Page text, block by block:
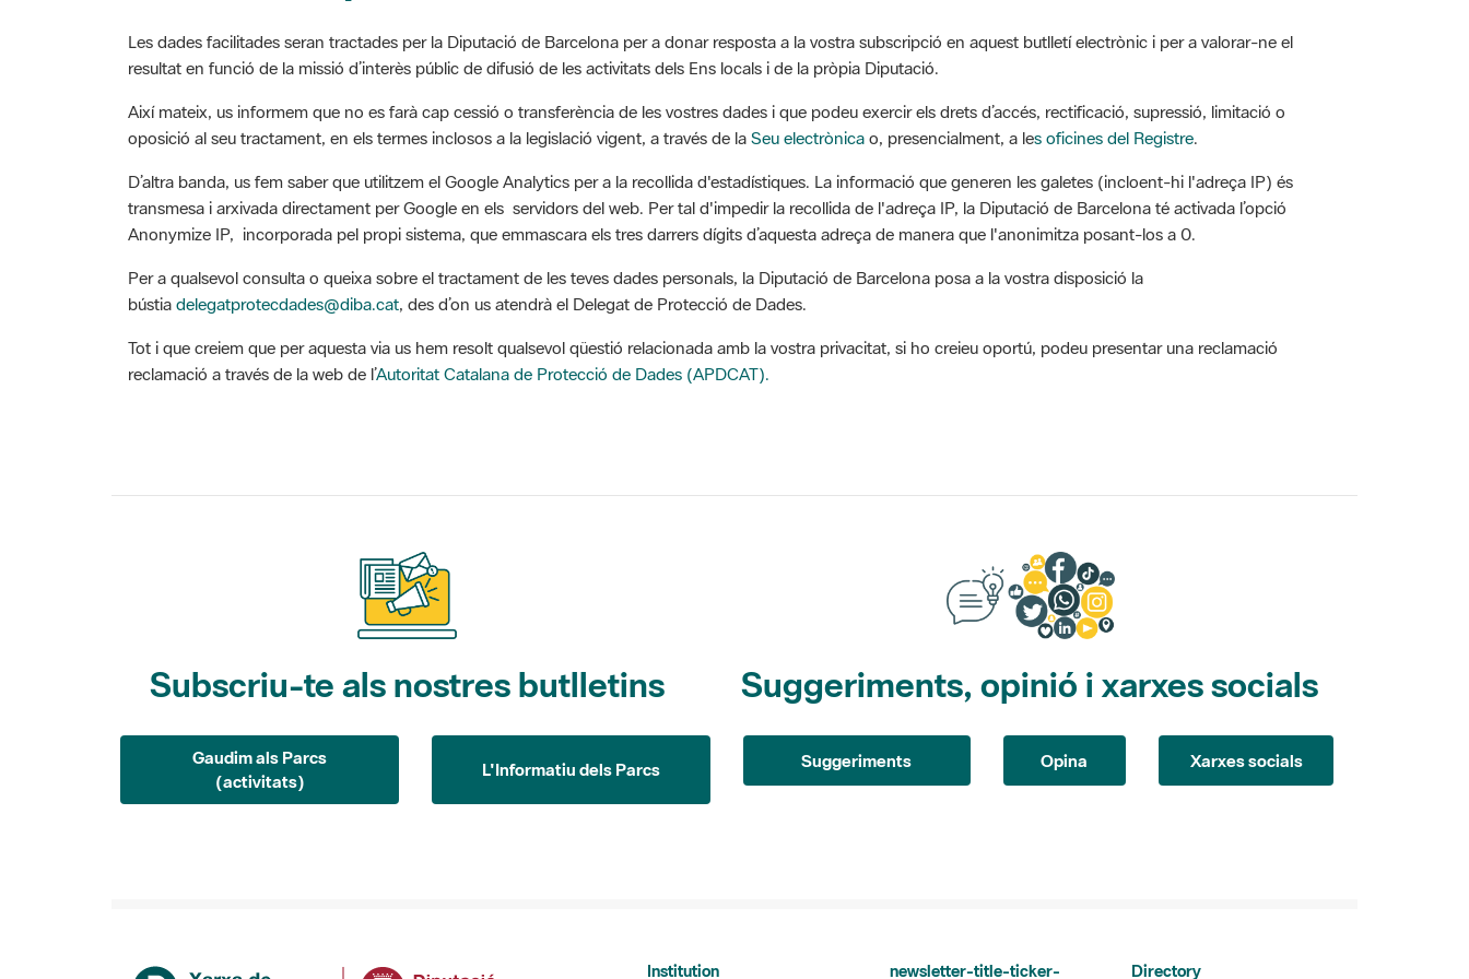
resultat en funció de la missió d’interès públic de difusió de les activitats dels Ens locals i de la pròpia Diputació.
Així mateix, us informem que no es farà cap cessió o transferència de les vostres dades i que podeu exercir els drets d’accés, rectificació, supressió, limitació o
oposició al seu tractament, en els termes inclosos a la legislació vigent, a través de laSeu electrònicao, presencialment, a les oficines del Registre.
D’altra banda, us fem saber que utilitzem el Google Analytics per a la recollida d'estadístiques. La informació que generen les galetes (incloent-hi l'adreça IP) és
transmesa i arxivada directament per Google en els servidors del web. Per tal d'impedir la recollida de l'adreça IP, la Diputació de Barcelona té activada l’opció
Anonymize IP, incorporada pel propi sistema, que emmascara els tres darrers dígits d’aquesta adreça de manera que l'anonimitza posant-los a 0.
Per a qualsevol consulta o queixa sobre el tractament de les teves dades personals, la Diputació de Barcelona posa a la vostra disposició la
bústiadelegatprotecdades@diba.cat, des d’on us atendrà el Delegat de Protecció de Dades.
Tot i que creiem que per aquesta via us hem resolt qualsevol qüestió relacionada amb la vostra privacitat, si ho creieu oportú, podeu presentar una reclamació
reclamació a través de la web de l’Autoritat Catalana de Protecció de Dades (APDCAT).
Gaudim als Parcs
(activitats)
Suggeriments Opina Xarxes socials
actualitat